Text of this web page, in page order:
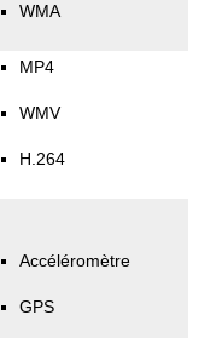
WMA
MP4
WMV
H.264
Accéléromètre
GPS